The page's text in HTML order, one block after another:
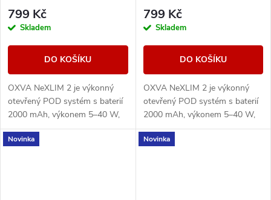
799 Kč
Skladem
DO KOŠÍKU
OXVA NeXLIM 2 je výkonný
otevřený POD systém s baterií
2000 mAh, výkonem 5–40 W,
rychlým nabíjením 5V/3A a
cartridgemi UNITECH 3.0 s
799 Kč
Skladem
DO KOŠÍKU
OXVA NeXLIM 2 je výkonný
otevřený POD systém s baterií
2000 mAh, výkonem 5–40 W,
rychlým nabíjením 5V/3A a
cartridgemi UNITECH 3.0 s
Novinka Novinka